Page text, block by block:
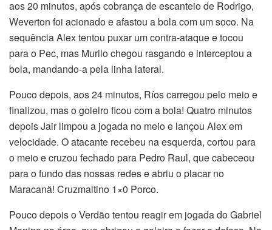
aos 20 minutos, após cobrança de escanteio de Rodrigo,
Weverton foi acionado e afastou a bola com um soco. Na
sequência Alex tentou puxar um contra-ataque e tocou
para o Pec, mas Murilo chegou rasgando e interceptou a
bola, mandando-a pela linha lateral.
Pouco depois, aos 24 minutos, Ríos carregou pelo meio e
finalizou, mas o goleiro ficou com a bola! Quatro minutos
depois Jair limpou a jogada no meio e lançou Alex em
velocidade. O atacante recebeu na esquerda, cortou para
o meio e cruzou fechado para Pedro Raul, que cabeceou
para o fundo das nossas redes e abriu o placar no
Maracanã! Cruzmaltino 1×0 Porco.
Pouco depois o Verdão tentou reagir em jogada do Gabriel